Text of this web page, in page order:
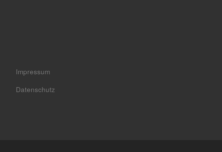
Impressum
Datenschutz